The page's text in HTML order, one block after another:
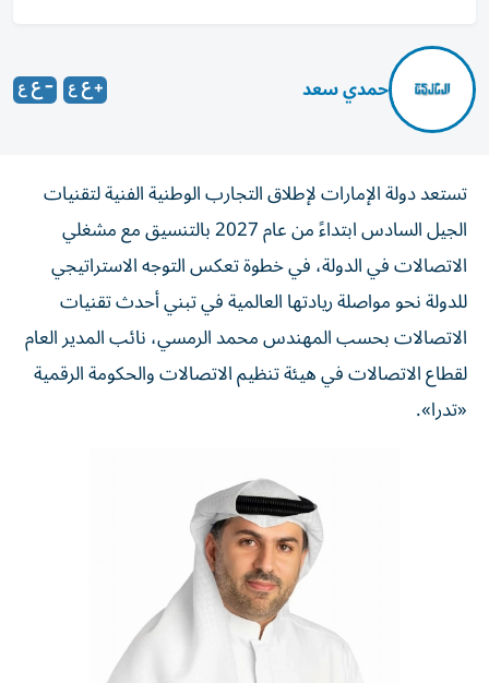
حمدي سعد
تستعد دولة الإمارات لإطلاق التجارب الوطنية الفنية لتقنيات
الجيل السادس ابتداءً من عام 2027 بالتنسيق مع مشغلي
الاتصالات في الدولة، في خطوة تعكس التوجه الاستراتيجي
للدولة نحو مواصلة ريادتها العالمية في تبني أحدث تقنيات
الاتصالات بحسب المهندس محمد الرمسي، نائب المدير العام
لقطاع الاتصالات في هيئة تنظيم الاتصالات والحكومة الرقمية
«تدرا».